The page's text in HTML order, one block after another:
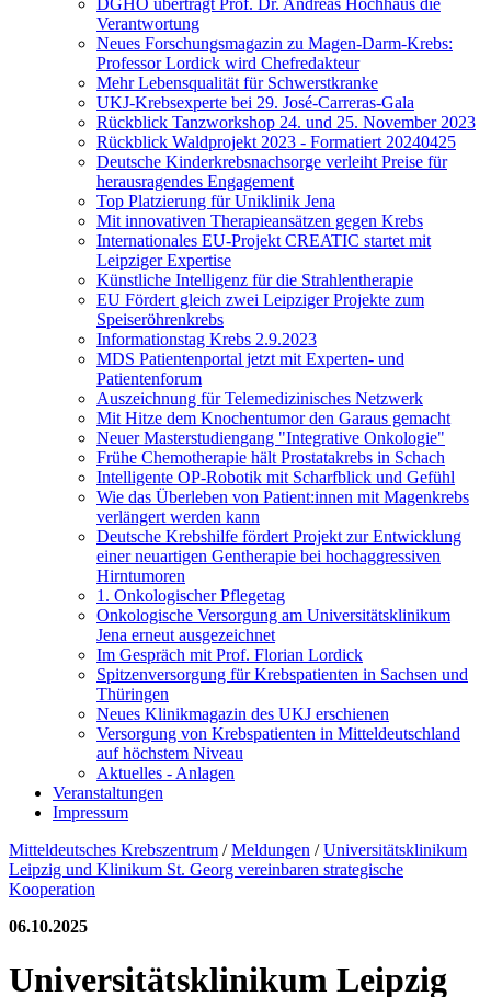
DGHO überträgt Prof. Dr. Andreas Hochhaus die
Verantwortung
Neues Forschungsmagazin zu Magen-Darm-Krebs:
Professor Lordick wird Chefredakteur
Mehr Lebensqualität für Schwerstkranke
UKJ-Krebsexperte bei 29. José-Carreras-Gala
Rückblick Tanzworkshop 24. und 25. November 2023
Rückblick Waldprojekt 2023 - Formatiert 20240425
Deutsche Kinderkrebsnachsorge verleiht Preise für
herausragendes Engagement
Top Platzierung für Uniklinik Jena
Mit innovativen Therapieansätzen gegen Krebs
Internationales EU-Projekt CREATIC startet mit
Leipziger Expertise
Künstliche Intelligenz für die Strahlentherapie
EU Fördert gleich zwei Leipziger Projekte zum
Speiseröhrenkrebs
Informationstag Krebs 2.9.2023
MDS Patientenportal jetzt mit Experten- und
Patientenforum
Auszeichnung für Telemedizinisches Netzwerk
Mit Hitze dem Knochentumor den Garaus gemacht
Neuer Masterstudiengang "Integrative Onkologie"
Frühe Chemotherapie hält Prostatakrebs in Schach
Intelligente OP-Robotik mit Scharfblick und Gefühl
Wie das Überleben von Patient:innen mit Magenkrebs
verlängert werden kann
Deutsche Krebshilfe fördert Projekt zur Entwicklung
einer neuartigen Gentherapie bei hochaggressiven
Hirntumoren
1. Onkologischer Pflegetag
Onkologische Versorgung am Universitätsklinikum
Jena erneut ausgezeichnet
Im Gespräch mit Prof. Florian Lordick
Spitzenversorgung für Krebspatienten in Sachsen und
Thüringen
Neues Klinikmagazin des UKJ erschienen
Versorgung von Krebspatienten in Mitteldeutschland
auf höchstem Niveau
Aktuelles - Anlagen
Veranstaltungen
Impressum
Mitteldeutsches Krebszentrum /Meldungen /Universitätsklinikum
Leipzig und Klinikum St. Georg vereinbaren strategische
Kooperation
06.10.2025
Universitätsklinikum Leipzig